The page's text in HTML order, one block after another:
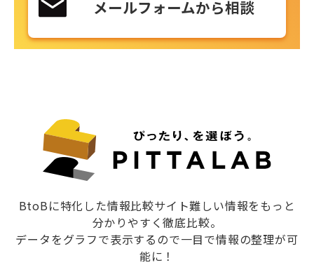
メールフォームから相談
BtoBに特化した情報比較サイト難しい情報をもっと
分かりやすく徹底比較。
データをグラフで表示するので一目で情報の整理が可
能に！